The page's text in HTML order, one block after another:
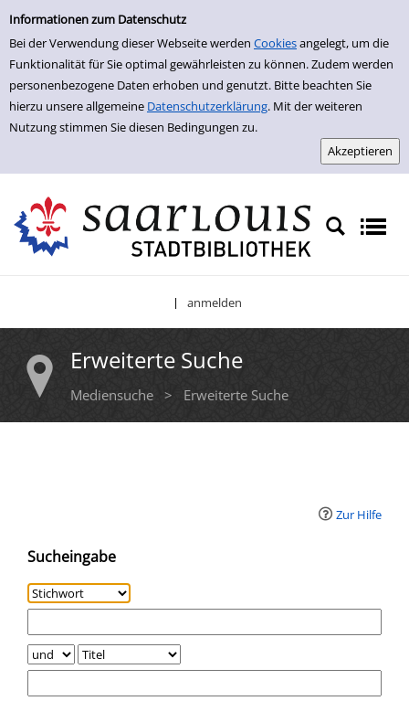
Erweiterte Suche
Informationen zum Datenschutz
Bei der Verwendung dieser Webseite werden Cookiesangelegt, um die
Funktionalität für Sie optimal gewährleisten zu können. Zudem werden
personenbezogene Daten erhoben und genutzt. Bitte beachten Sie
hierzu unsere allgemeine Datenschutzerklärung. Mit der weiteren
Nutzung stimmen Sie diesen Bedingungen zu.
Zur erweiterten Suche springen
| anmelden
Erweiterte Suche
Mediensuche > Erweiterte Suche
Zur Hilfe
Sucheingabe